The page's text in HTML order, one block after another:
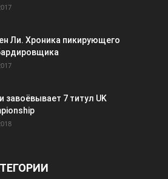
Ли. Хроника пикирующего
завоёвывает 7 титул UK